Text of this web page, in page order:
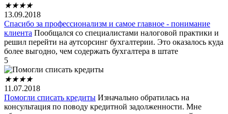
★★★★
13.09.2018
Спасибо за профессионализм и самое главное - понимание
клиента Пообщался со специалистами налоговой практики и
решил перейти на аутсорсинг бухгалтерии. Это оказалось куда
более выгодно, чем содержать бухгалтера в штате
5
★★★★
11.07.2018
Помогли списать кредиты Изначально обратилась на
консультация по поводу кредитной задолженности. Мне